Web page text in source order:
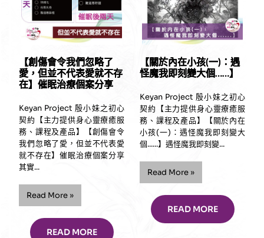
【創傷會令我們忽略了
愛，但並不代表愛就不存
在】催眠治療個案分享
Keyan Project 殷小妹之初心
契約【主力提供身心靈療癒服
務、課程及產品】【創傷會令
我們忽略了愛，但並不代表愛
就不存在】催眠治療個案分享
其實...
Read More“【創
傷
會
令
»
READ MORE
【關於內在小孩(一)：遇
怪魔我即刻變大個……】
Keyan Project 殷小妹之初心
契約【主力提供身心靈療癒服
務、課程及產品】【關於內在
小孩(一)：遇怪魔我即刻變大
個......】遇怪魔我即刻變...
Read More“【關
於
內
在
»
READ MORE